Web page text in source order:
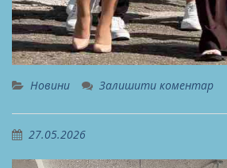
Новини Залишити коментар
27.05.2026